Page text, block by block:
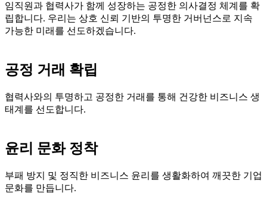
임직원과 협력사가 함께 성장하는 공정한 의사결정 체계를 확
립합니다. 우리는 상호 신뢰 기반의 투명한 거버넌스로 지속
가능한 미래를 선도하겠습니다.
공정 거래 확립
협력사와의 투명하고 공정한 거래를 통해 건강한 비즈니스 생
태계를 선도합니다.
윤리 문화 정착
부패 방지 및 정직한 비즈니스 윤리를 생활화하여 깨끗한 기업
문화를 만듭니다.